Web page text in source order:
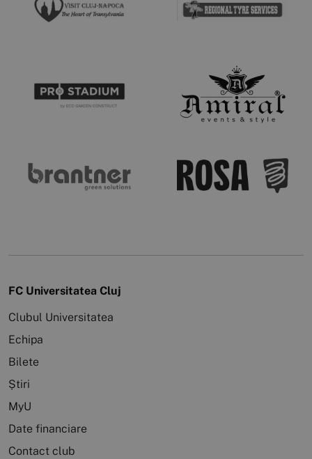
FC Universitatea Cluj
Clubul Universitatea
Echipa
Bilete
Știri
MyU
Date financiare
Contact club